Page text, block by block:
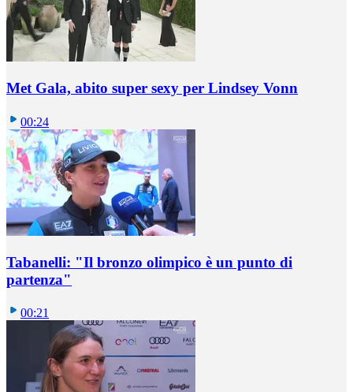
Met Gala, abito super sexy per Lindsey Vonn
00:24
Tabanelli: "Il bronzo olimpico è un punto di
partenza"
00:21